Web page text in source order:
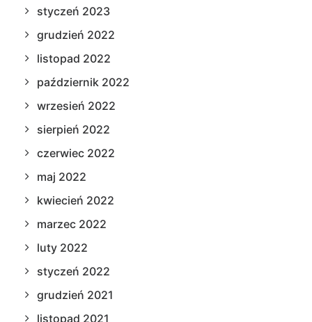
styczeń 2023
grudzień 2022
listopad 2022
październik 2022
wrzesień 2022
sierpień 2022
czerwiec 2022
maj 2022
kwiecień 2022
marzec 2022
luty 2022
styczeń 2022
grudzień 2021
listopad 2021